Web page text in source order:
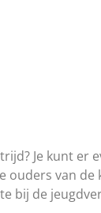
Je kunt er
ouders van
bij de